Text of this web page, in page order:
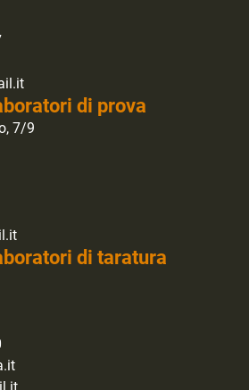
di prova
7/9
di taratura